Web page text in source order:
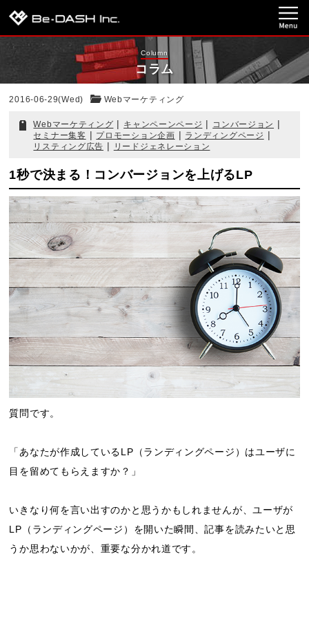
Column
コラム
2016-06-29(Wed) Webマーケティング
Webマーケティング | キャンペーンページ | コンバージョン |
セミナー集客 | プロモーション企画 | ランディングページ |
リスティング広告 | リードジェネレーション
1秒で決まる！コンバージョンを上げるLP
質問です。
「あなたが作成しているLP（ランディングページ）はユーザに
目を留めてもらえますか？」
いきなり何を言い出すのかと思うかもしれませんが、ユーザが
LP（ランディングページ）を開いた瞬間、記事を読みたいと思
うか思わないかが、重要な分かれ道です。